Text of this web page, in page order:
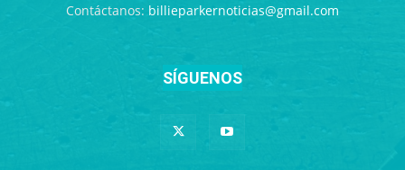
Contáctanos: billieparkernoticias@gmail.com
SÍGUENOS